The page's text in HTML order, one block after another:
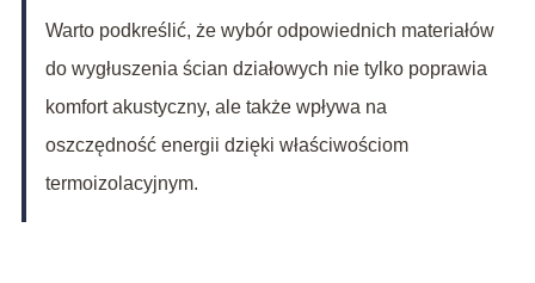
Warto podkreślić, że wybór odpowiednich materiałów
do wygłuszenia ścian działowych nie tylko poprawia
komfort akustyczny, ale także wpływa na
oszczędność energii dzięki właściwościom
termoizolacyjnym.